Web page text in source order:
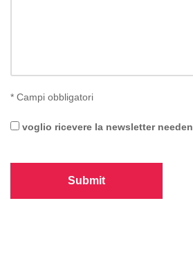
* Campi obbligatori
voglio ricevere la newsletter needen
Submit